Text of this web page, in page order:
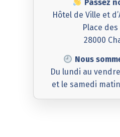
Passez
Hôtel de Ville et
Place des
28000
Nous
Du lundi au
et le samedi